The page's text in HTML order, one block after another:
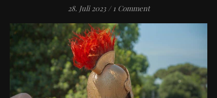
28. Juli 2023 / 1 Comment